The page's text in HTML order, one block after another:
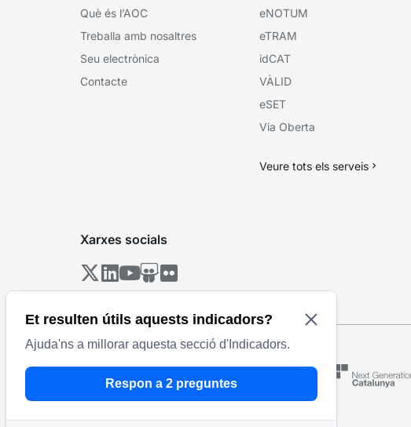
Què és l’AOC
Treballa amb nosaltres
Seu electrònica
Contacte
eNOTUM
eTRAM
idCAT
VÀLID
eSET
Via Oberta
Veure tots els serveis
Xarxes socials